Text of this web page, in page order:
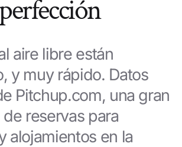
aire libre están
y muy rápido. Datos
Pitchup.com, una gran
reservas para
alojamientos en la